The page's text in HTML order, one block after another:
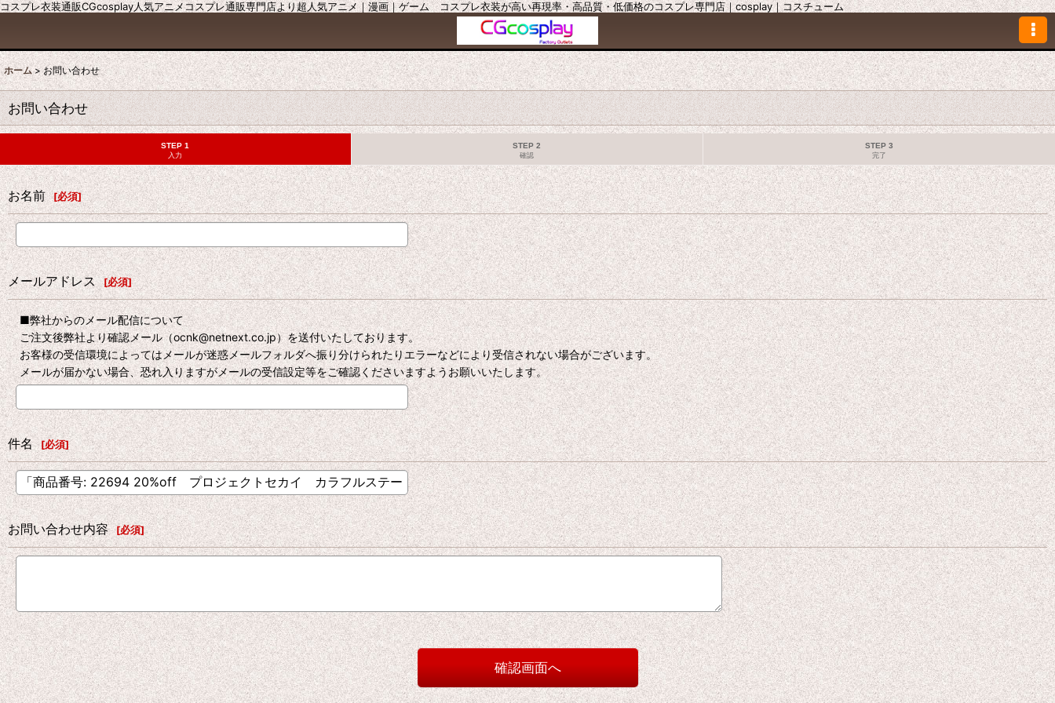
コスプレ衣装通販CGcosplay人気アニメコスプレ通販専門店より超人気アニメ｜漫画｜ゲーム コスプレ衣装が高い再現率・高品質・低価格のコスプレ専門店｜cosplay｜コスチューム
ホーム > お問い合わせ
お問い合わせ
STEP 1
入力
STEP 2
確認
STEP 3
完了
お名前 [必須]
メールアドレス [必須]
■弊社からのメール配信について
ご注文後弊社より確認メール（ocnk@netnext.co.jp）を送付いたしております。
お客様の受信環境によってはメールが迷惑メールフォルダへ振り分けられたりエラーなどにより受信されない場合がございます。
メールが届かない場合、恐れ入りますがメールの受信設定等をご確認くださいますようお願いいたします。
件名 [必須]
お問い合わせ内容 [必須]
確認画面へ